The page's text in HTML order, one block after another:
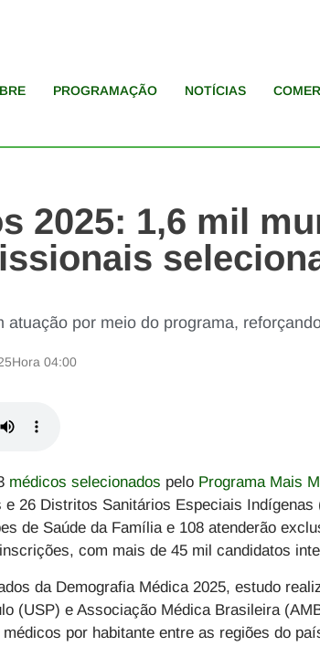
PROGRAMAÇÃO NOTÍCIAS
2025: 1,6 mil
atuação por meio do programa,
Hora 04:00
médicos selecionados pelo Programa Mais
26 Distritos Sanitários Especiais Indígenas
de Saúde da Família e 108 atenderão
com mais de 45 mil candidatos
da Demografia Médica 2025, estudo
(USP) e Associação Médica Brasileira
por habitante entre as regiões do